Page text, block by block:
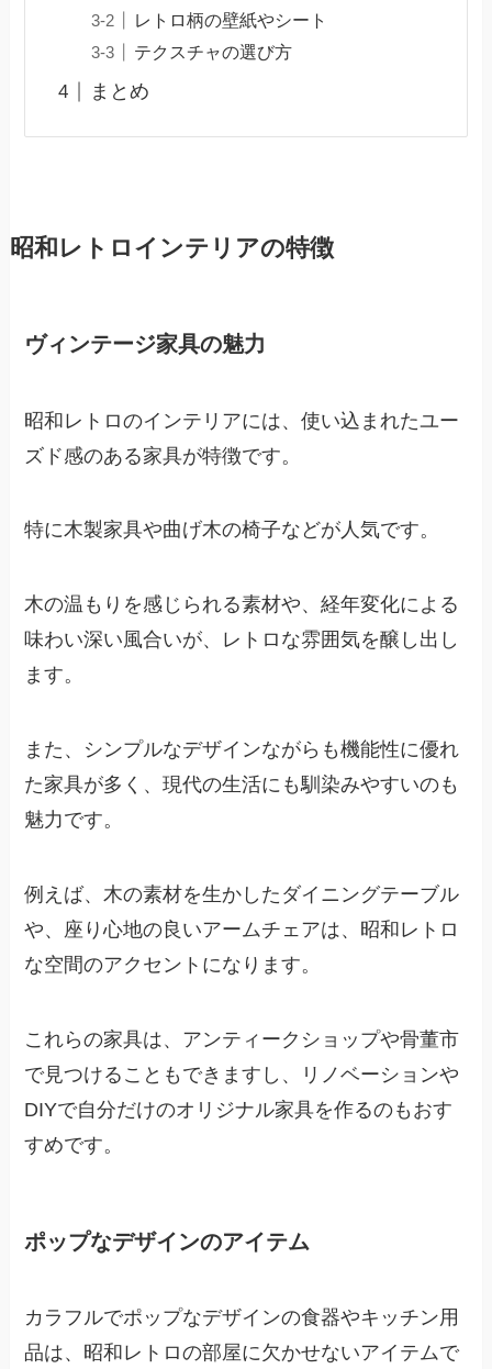
レトロ柄の壁紙やシート
テクスチャの選び方
まとめ
昭和レトロインテリアの特徴
ヴィンテージ家具の魅力
昭和レトロのインテリアには、使い込まれたユー
ズド感のある家具が特徴です。
特に木製家具や曲げ木の椅子などが人気です。
木の温もりを感じられる素材や、経年変化による
味わい深い風合いが、レトロな雰囲気を醸し出し
ます。
また、シンプルなデザインながらも機能性に優れ
た家具が多く、現代の生活にも馴染みやすいのも
魅力です。
例えば、木の素材を生かしたダイニングテーブル
や、座り心地の良いアームチェアは、昭和レトロ
な空間のアクセントになります。
これらの家具は、アンティークショップや骨董市
で見つけることもできますし、リノベーションや
DIYで自分だけのオリジナル家具を作るのもおす
すめです。
ポップなデザインのアイテム
カラフルでポップなデザインの食器やキッチン用
品は、昭和レトロの部屋に欠かせないアイテムで